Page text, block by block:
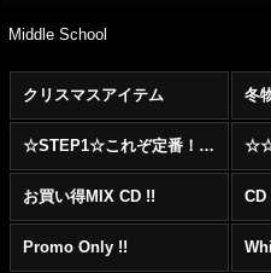
Middle School
クリスマスアイテム 冬
☆STEP1☆これぞ定番！！まずはここから！2000年代R&BフロアヒットBest 100 !!!
お買い得MIX CD !!
Promo Only !!